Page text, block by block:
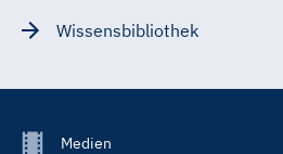
Wissensbibliothek
FooterMedien